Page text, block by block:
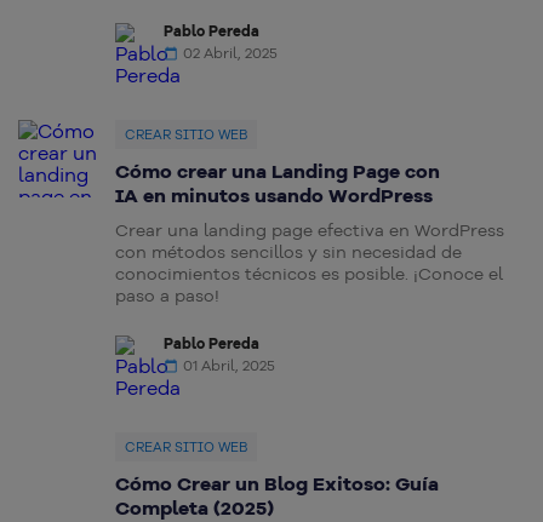
Pablo Pereda
02 Abril, 2025
CREAR SITIO WEB
Cómo crear una Landing Page con
IA en minutos usando WordPress
Crear una landing page efectiva en WordPress
con métodos sencillos y sin necesidad de
conocimientos técnicos es posible. ¡Conoce el
paso a paso!
Pablo Pereda
01 Abril, 2025
CREAR SITIO WEB
Cómo Crear un Blog Exitoso: Guía
Completa (2025)